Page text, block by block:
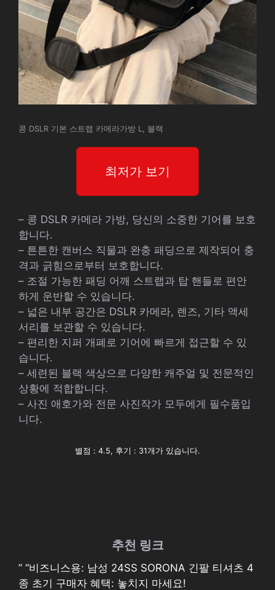
콩 DSLR 기본 스트랩 카메라가방 L, 블랙
최저가 보기
– 콩 DSLR 카메라 가방, 당신의 소중한 기어를 보호
합니다.
– 튼튼한 캔버스 직물과 완충 패딩으로 제작되어 충
격과 긁힘으로부터 보호합니다.
– 조절 가능한 패딩 어깨 스트랩과 탑 핸들로 편안
하게 운반할 수 있습니다.
– 넓은 내부 공간은 DSLR 카메라, 렌즈, 기타 액세
서리를 보관할 수 있습니다.
– 편리한 지퍼 개폐로 기어에 빠르게 접근할 수 있
습니다.
– 세련된 블랙 색상으로 다양한 캐주얼 및 전문적인
상황에 적합합니다.
– 사진 애호가와 전문 사진작가 모두에게 필수품입
니다.
별점 : 4.5, 후기 : 31개가 있습니다.
추천 링크
” “비즈니스용: 남성 24SS SORONA 긴팔 티셔츠 4
종 초기 구매자 혜택: 놓치지 마세요!